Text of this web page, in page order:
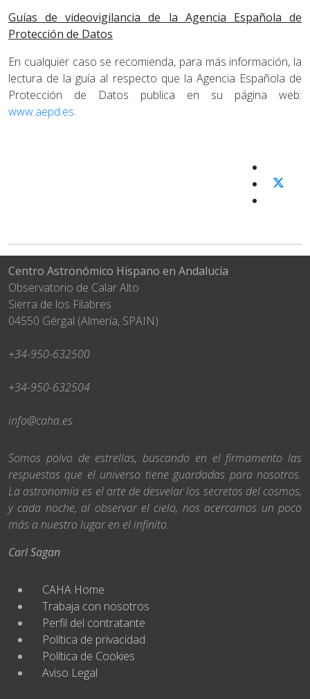
Guías de videovigilancia de la Agencia Española de
Protección de Datos
En cualquier caso se recomienda, para más información, la
lectura de la guía al respecto que la Agencia Española de
Protección de Datos publica en su página web:
www.aepd.es.
Centro Astronómico Hispano en Andalucía
Observatorio de Calar Alto
Sierra de los Filabres
04550 Gérgal (Almería, SPAIN)
+34-950-632500
+34-950-632504
info@caha.es
Somos polvo de estrellas, buscando en el firmamento las
respuestas que el universo tiene guardadas para nosotros.
La astronomía es el arte de desvelar los secretos del cosmos,
y cada noche, al observar el cielo, nos acercamos un poco
más a nuestro lugar en el infinito.
Carl Sagan
CAHA Home
Trabaja con nosotros
Perfil del contratante
Política de privacidad
Política de Cookies
Aviso Legal